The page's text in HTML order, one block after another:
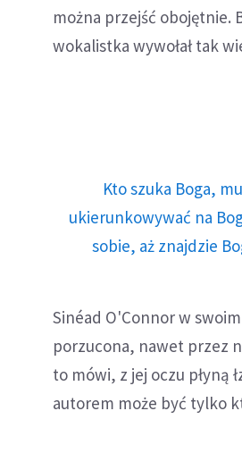
można przejść obojętnie.
wokalistka wywołał tak
Kto szuka Boga,
ukierunkowywać na
sobie, aż znajdzie
Sinéad O'Connor w
porzucona, nawet przez
to mówi, z jej oczu płyną
autorem może być tylko